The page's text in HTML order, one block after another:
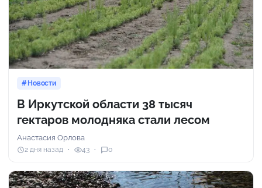
Новости
В Иркутской области 38 тысяч
гектаров молодняка стали лесом
Анастасия Орлова
2 дня назад 43 0